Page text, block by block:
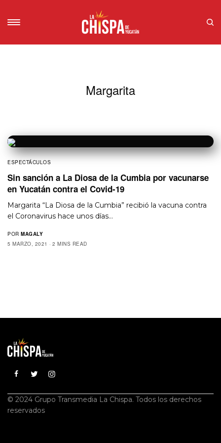
Margarita
ESPECTÁCULOS
Sin sanción a La Diosa de la Cumbia por vacunarse
en Yucatán contra el Covid-19
Margarita “La Diosa de la Cumbia” recibió la vacuna contra
el Coronavirus hace unos días…
POR MAGALY
5 MARZO, 2021
2 MINS READ
© 2024 Grupo Transmedia La Chispa. Todos los derechos
reservados